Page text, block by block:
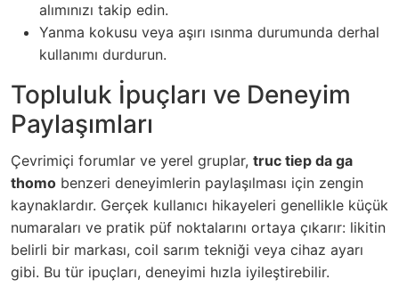
alımınızı takip edin.
Yanma kokusu veya aşırı ısınma durumunda derhal
kullanımı durdurun.
Topluluk İpuçları ve Deneyim
Paylaşımları
Çevrimiçi forumlar ve yerel gruplar, truc tiep da ga
thomo benzeri deneyimlerin paylaşılması için zengin
kaynaklardır. Gerçek kullanıcı hikayeleri genellikle küçük
numaraları ve pratik püf noktalarını ortaya çıkarır: likitin
belirli bir markası, coil sarım tekniği veya cihaz ayarı
gibi. Bu tür ipuçları, deneyimi hızla iyileştirebilir.